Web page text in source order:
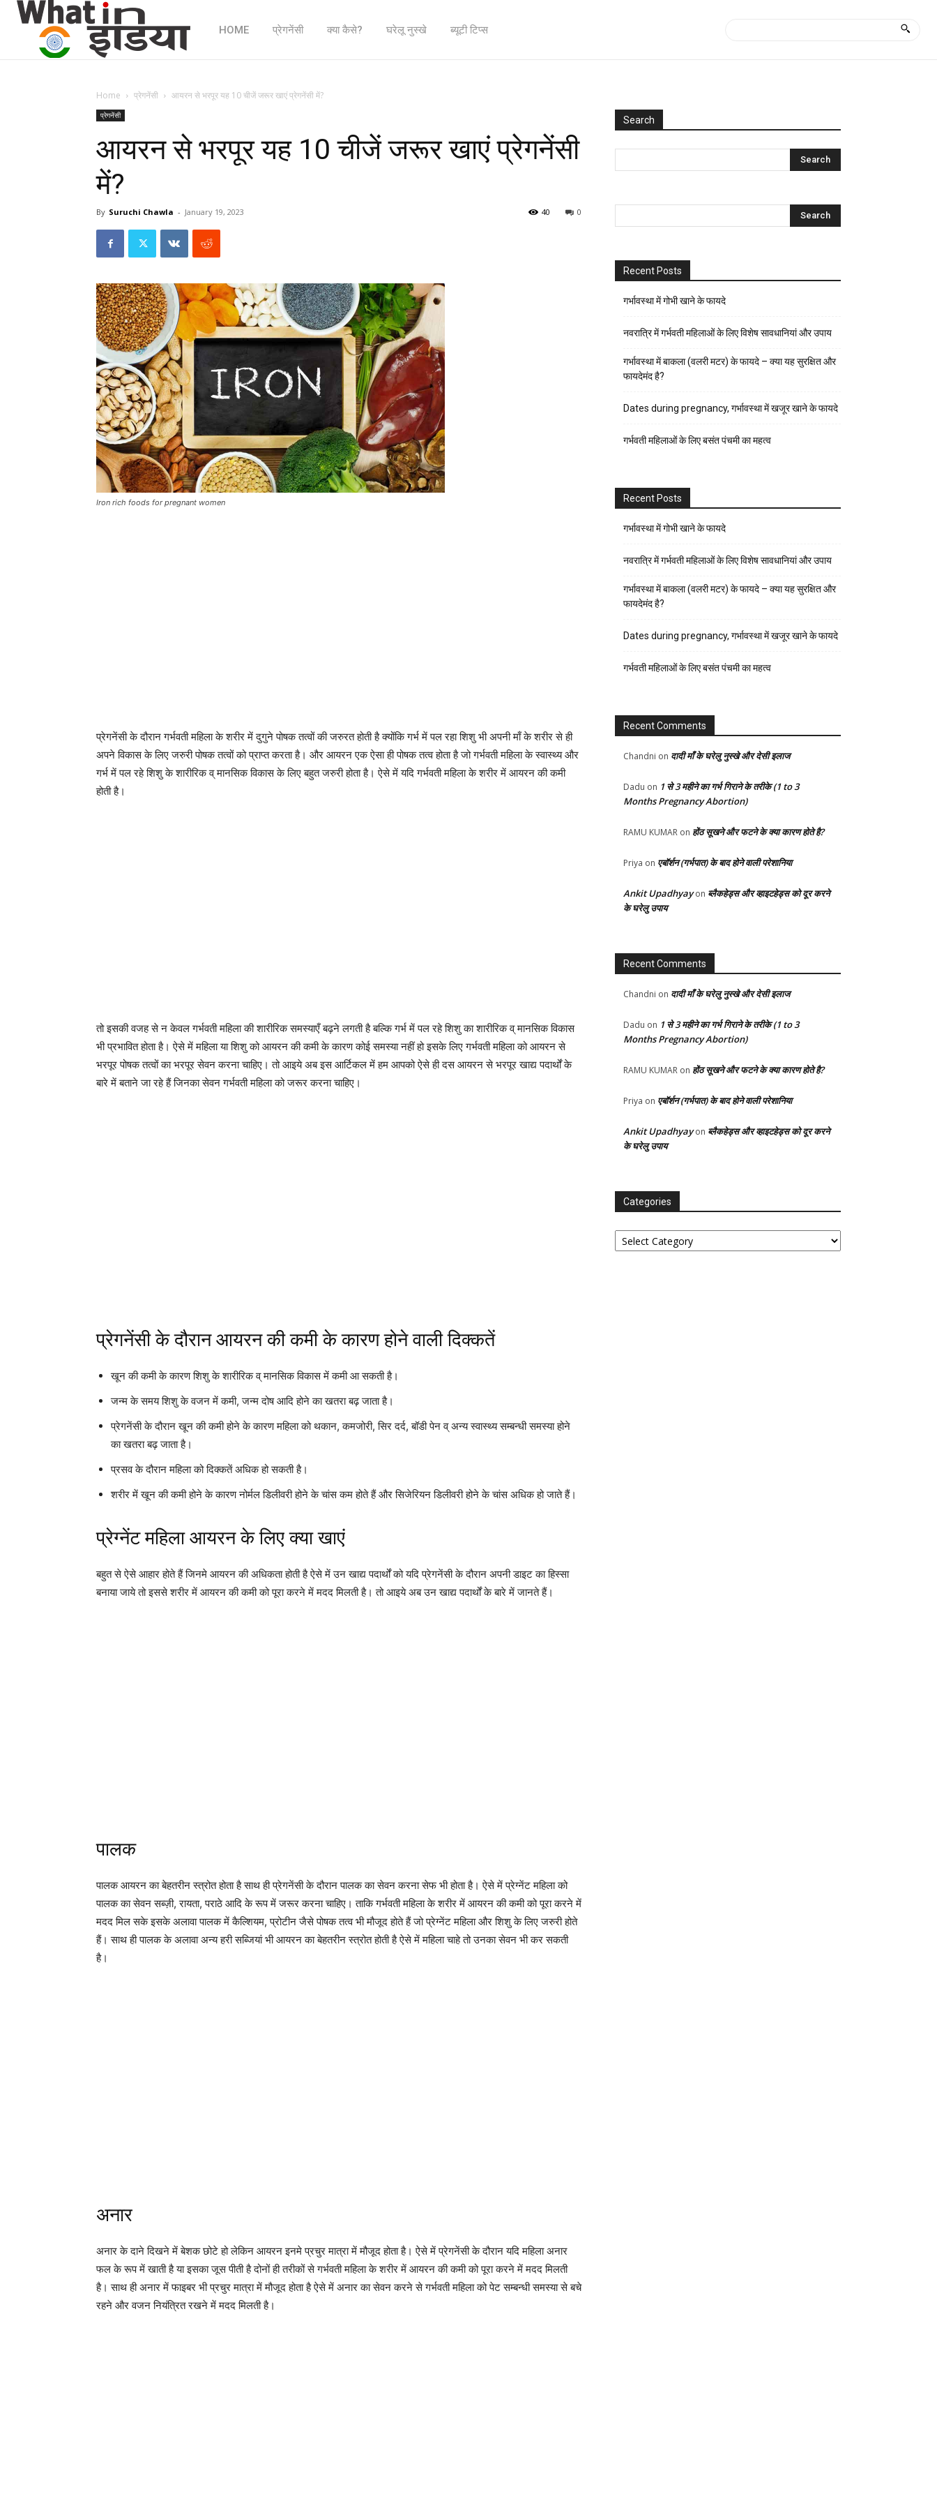
HOME प्रेगनेंसी क्या कैसे? घरेलू नुस्खे ब्यूटी टिप्स
Home प्रेगनेंसी आयरन से भरपूर यह 10 चीजें जरूर खाएं प्रेगनेंसी में?
प्रेगनेंसी
आयरन से भरपूर यह 10 चीजें जरूर खाएं प्रेगनेंसी
में?
By Suruchi Chawla - January 19, 2023 0
40
Iron rich foods for pregnant women
प्रेगनेंसी के दौरान गर्भवती महिला के शरीर में दुगुने पोषक तत्वों की जरुरत होती है क्योंकि गर्भ में पल रहा शिशु भी अपनी माँ के शरीर से ही
अपने विकास के लिए जरुरी पोषक तत्वों को प्राप्त करता है। और आयरन एक ऐसा ही पोषक तत्व होता है जो गर्भवती महिला के स्वास्थ्य और
गर्भ में पल रहे शिशु के शारीरिक व् मानसिक विकास के लिए बहुत जरुरी होता है। ऐसे में यदि गर्भवती महिला के शरीर में आयरन की कमी
होती है।
तो इसकी वजह से न केवल गर्भवती महिला की शारीरिक समस्याएँ बढ़ने लगती है बल्कि गर्भ में पल रहे शिशु का शारीरिक व् मानसिक विकास
भी प्रभावित होता है। ऐसे में महिला या शिशु को आयरन की कमी के कारण कोई समस्या नहीं हो इसके लिए गर्भवती महिला को आयरन से
भरपूर पोषक तत्वों का भरपूर सेवन करना चाहिए। तो आइये अब इस आर्टिकल में हम आपको ऐसे ही दस आयरन से भरपूर खाद्य पदार्थों के
बारे में बताने जा रहे हैं जिनका सेवन गर्भवती महिला को जरूर करना चाहिए।
प्रेगनेंसी के दौरान आयरन की कमी के कारण होने वाली दिक्कतें
खून की कमी के कारण शिशु के शारीरिक व् मानसिक विकास में कमी आ सकती है।
जन्म के समय शिशु के वजन में कमी, जन्म दोष आदि होने का खतरा बढ़ जाता है।
प्रेगनेंसी के दौरान खून की कमी होने के कारण महिला को थकान, कमजोरी, सिर दर्द, बॉडी पेन व् अन्य स्वास्थ्य सम्बन्धी समस्या होने
का खतरा बढ़ जाता है।
प्रसव के दौरान महिला को दिक्कतें अधिक हो सकती है।
शरीर में खून की कमी होने के कारण नोर्मल डिलीवरी होने के चांस कम होते हैं और सिजेरियन डिलीवरी होने के चांस अधिक हो जाते हैं।
प्रेग्नेंट महिला आयरन के लिए क्या खाएं
बहुत से ऐसे आहार होते हैं जिनमे आयरन की अधिकता होती है ऐसे में उन खाद्य पदार्थों को यदि प्रेगनेंसी के दौरान अपनी डाइट का हिस्सा
बनाया जाये तो इससे शरीर में आयरन की कमी को पूरा करने में मदद मिलती है। तो आइये अब उन खाद्य पदार्थों के बारे में जानते हैं।
पालक
पालक आयरन का बेहतरीन स्त्रोत होता है साथ ही प्रेगनेंसी के दौरान पालक का सेवन करना सेफ भी होता है। ऐसे में प्रेग्नेंट महिला को
पालक का सेवन सब्ज़ी, रायता, पराठे आदि के रूप में जरूर करना चाहिए। ताकि गर्भवती महिला के शरीर में आयरन की कमी को पूरा करने में
मदद मिल सके इसके अलावा पालक में कैल्शियम, प्रोटीन जैसे पोषक तत्व भी मौजूद होते हैं जो प्रेग्नेंट महिला और शिशु के लिए जरुरी होते
हैं। साथ ही पालक के अलावा अन्य हरी सब्जियां भी आयरन का बेहतरीन स्त्रोत होती है ऐसे में महिला चाहे तो उनका सेवन भी कर सकती
है।
अनार
अनार के दाने दिखने में बेशक छोटे हो लेकिन आयरन इनमे प्रचुर मात्रा में मौजूद होता है। ऐसे में प्रेगनेंसी के दौरान यदि महिला अनार
फल के रूप में खाती है या इसका जूस पीती है दोनों ही तरीकों से गर्भवती महिला के शरीर में आयरन की कमी को पूरा करने में मदद मिलती
है। साथ ही अनार में फाइबर भी प्रचुर मात्रा में मौजूद होता है ऐसे में अनार का सेवन करने से गर्भवती महिला को पेट सम्बन्धी समस्या से बचे
रहने और वजन नियंत्रित रखने में मदद मिलती है।
Search
Recent Posts
गर्भावस्था में गोभी खाने के फायदे
नवरात्रि में गर्भवती महिलाओं के लिए विशेष सावधानियां और उपाय
गर्भावस्था में बाकला (वलरी मटर) के फायदे – क्या यह सुरक्षित और
फायदेमंद है?
Dates during pregnancy, गर्भावस्था में खजूर खाने के फायदे
गर्भवती महिलाओं के लिए बसंत पंचमी का महत्व
Recent Posts
गर्भावस्था में गोभी खाने के फायदे
नवरात्रि में गर्भवती महिलाओं के लिए विशेष सावधानियां और उपाय
गर्भावस्था में बाकला (वलरी मटर) के फायदे – क्या यह सुरक्षित और
फायदेमंद है?
Dates during pregnancy, गर्भावस्था में खजूर खाने के फायदे
गर्भवती महिलाओं के लिए बसंत पंचमी का महत्व
Recent Comments
Chandni on दादी माँ के घरेलु नुस्खे और देसी इलाज
Dadu on 1 से 3 महीने का गर्भ गिराने के तरीके (1 to 3
Months Pregnancy Abortion)
RAMU KUMAR on होंठ सूखने और फटने के क्या कारण होते है?
Priya on एबॉर्शन (गर्भपात) के बाद होने वाली परेशानिया
Ankit Upadhyayon ब्लैकहेड्स और व्हाइटहेड्स को दूर करने
के घरेलु उपाय
Recent Comments
Chandni on दादी माँ के घरेलु नुस्खे और देसी इलाज
Dadu on 1 से 3 महीने का गर्भ गिराने के तरीके (1 to 3
Months Pregnancy Abortion)
RAMU KUMAR on होंठ सूखने और फटने के क्या कारण होते है?
Priya on एबॉर्शन (गर्भपात) के बाद होने वाली परेशानिया
Ankit Upadhyayon ब्लैकहेड्स और व्हाइटहेड्स को दूर करने
के घरेलु उपाय
Categories
Categories